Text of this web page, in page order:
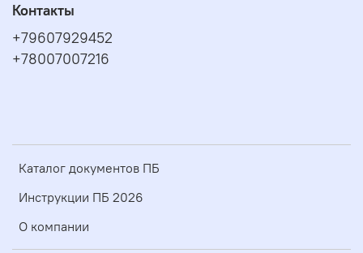
Каталог документов ПБ
Инструкции ПБ 2026
О компании
Контакты
+79607929452
+78007007216